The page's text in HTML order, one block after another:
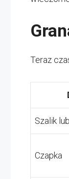
Teraz
Szalik
Czapka